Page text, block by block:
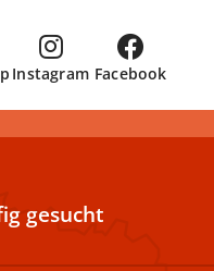
Facebook
Instagram
gesucht